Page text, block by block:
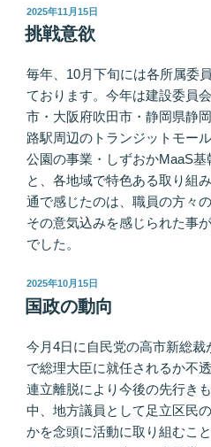
投
稿
日:
2025年11月15日
挑戦意欲
毎年、10月下旬には各所属委
ております。今年は建設委員
市・大阪府吹田市・静岡県静
路駅周辺のトランジットモー
公園の事業・しずおかMaaS基
と、各地域で特色ある取り組
通で感じたのは、職員の方々
その意気込みを感じられた事
でした。
投
稿
日:
2025年10月15日
国政の動向
今月4日に自民党の高市新総
で総理大臣に就任されるか不
連立離脱により今後の先行き
中、地方議員として足立区民
かを念頭に活動に取り組むこ